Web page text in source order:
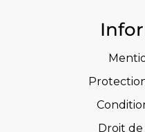
Droit